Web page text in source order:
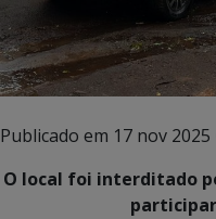
Publicado em 17 nov 2025
O local foi interditado